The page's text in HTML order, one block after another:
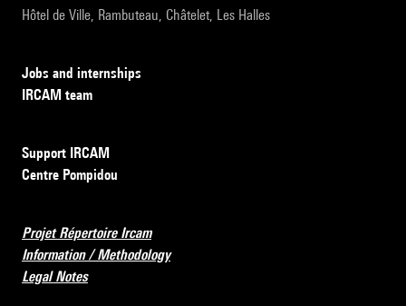
Hôtel de Ville, Rambuteau, Châtelet, Les Halles
Jobs and internships
IRCAM team
Support IRCAM
Centre Pompidou
Projet Répertoire Ircam
Information / Methodology
Legal Notes